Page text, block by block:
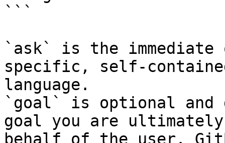
```
`ask` is the
specific, self-
language.
`goal` is optional and
goal you are
behalf of the user.